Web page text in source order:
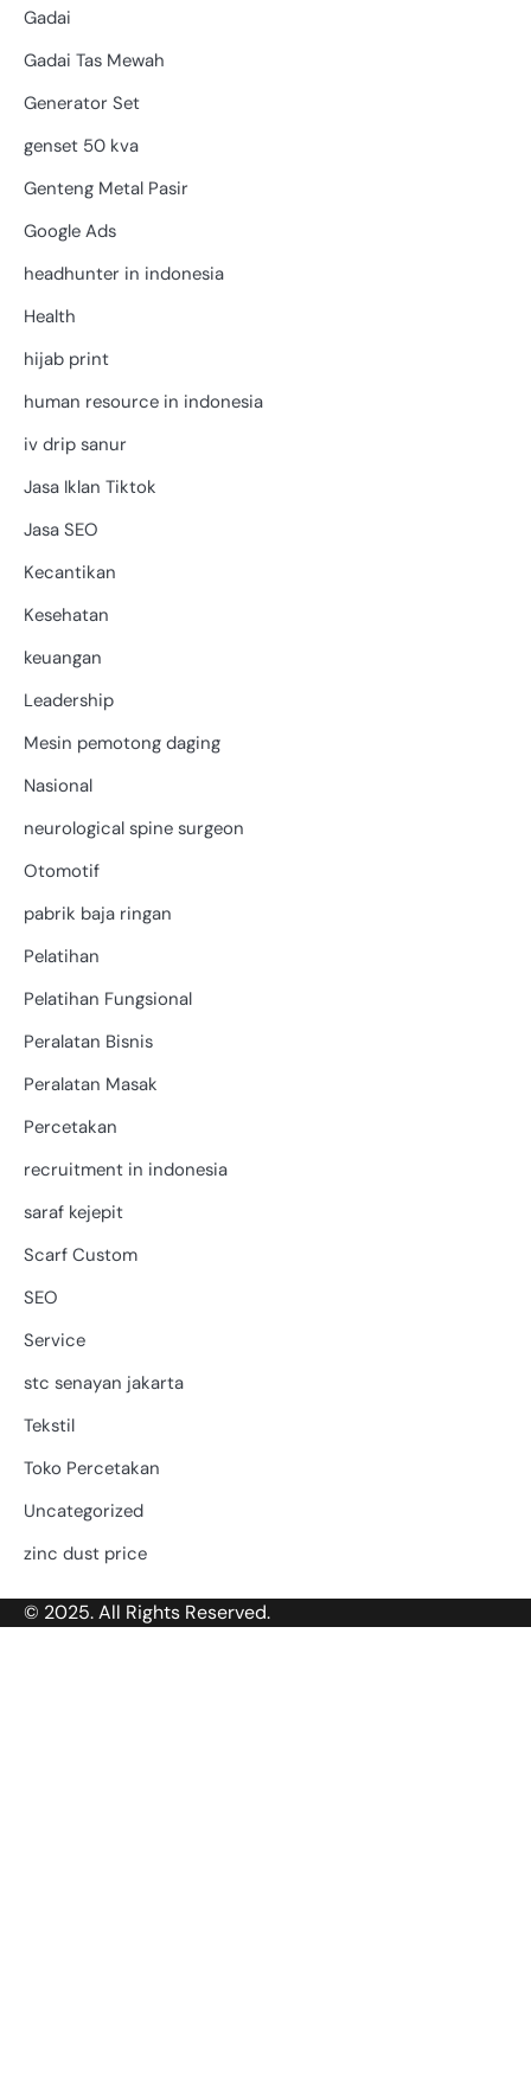
Gadai
Gadai Tas Mewah
Generator Set
genset 50 kva
Genteng Metal Pasir
Google Ads
headhunter in indonesia
Health
hijab print
human resource in indonesia
iv drip sanur
Jasa Iklan Tiktok
Jasa SEO
Kecantikan
Kesehatan
keuangan
Leadership
Mesin pemotong daging
Nasional
neurological spine surgeon
Otomotif
pabrik baja ringan
Pelatihan
Pelatihan Fungsional
Peralatan Bisnis
Peralatan Masak
Percetakan
recruitment in indonesia
saraf kejepit
Scarf Custom
SEO
Service
stc senayan jakarta
Tekstil
Toko Percetakan
Uncategorized
zinc dust price
© 2025. All Rights Reserved.